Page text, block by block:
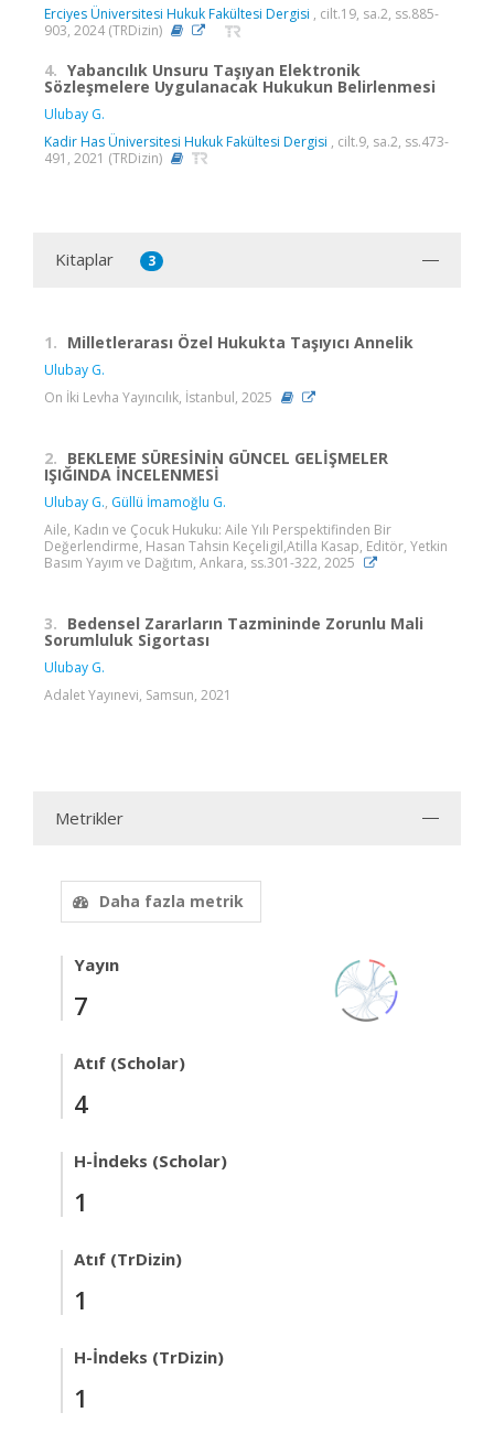
Erciyes Üniversitesi Hukuk Fakültesi Dergisi , cilt.19, sa.2, ss.885-
903, 2024 (TRDizin)
4. Yabancılık Unsuru Taşıyan Elektronik
Sözleşmelere Uygulanacak Hukukun Belirlenmesi
Ulubay G.
Kadir Has Üniversitesi Hukuk Fakültesi Dergisi , cilt.9, sa.2, ss.473-
491, 2021 (TRDizin)
Kitaplar 3
1. Milletlerarası Özel Hukukta Taşıyıcı Annelik
Ulubay G.
On İki Levha Yayıncılık, İstanbul, 2025
2. BEKLEME SÜRESİNİN GÜNCEL GELİŞMELER
IŞIĞINDA İNCELENMESİ
Ulubay G., Güllü İmamoğlu G.
Aile, Kadın ve Çocuk Hukuku: Aile Yılı Perspektifinden Bir
Değerlendirme, Hasan Tahsin Keçeligil,Atilla Kasap, Editör, Yetkin
Basım Yayım ve Dağıtım, Ankara, ss.301-322, 2025
3. Bedensel Zararların Tazmininde Zorunlu Mali
Sorumluluk Sigortası
Ulubay G.
Adalet Yayınevi, Samsun, 2021
Metrikler
Daha fazla metrik
Yayın
7
Atıf (Scholar)
4
H-İndeks (Scholar)
1
Atıf (TrDizin)
1
H-İndeks (TrDizin)
1